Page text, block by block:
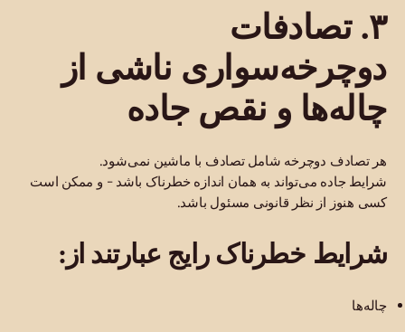
۳. تصادفات
دوچرخه‌سواری ناشی از
چاله‌ها و نقص جاده
هر تصادف دوچرخه شامل تصادف با ماشین نمی‌شود.
شرایط جاده می‌تواند به همان اندازه خطرناک باشد - و ممکن است
کسی هنوز از نظر قانونی مسئول باشد.
شرایط خطرناک رایج عبارتند از:
چاله‌ها